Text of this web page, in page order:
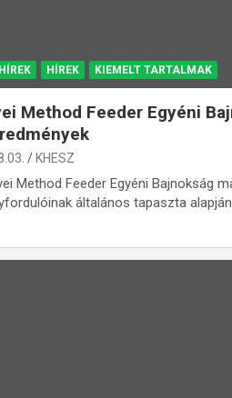
HÍREK KIEMELT TARTALMAK
Method Feeder Egyéni
KHESZ
Method Feeder Egyéni Bajnokság
általános tapaszta